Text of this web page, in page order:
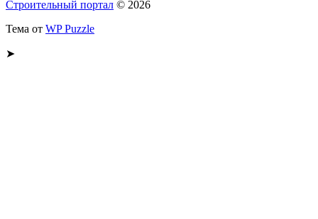
Строительный портал © 2026
Тема от WP Puzzle
➤